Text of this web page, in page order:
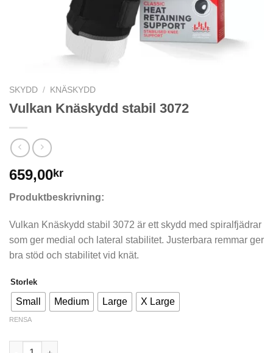
SKYDD / KNÄSKYDD
Vulkan Knäskydd stabil 3072
659,00kr
Produktbeskrivning:
Vulkan Knäskydd stabil 3072 är ett skydd med spiralfjädrar
som ger medial och lateral stabilitet. Justerbara remmar ger
bra stöd och stabilitet vid knät.
Storlek
Small Medium Large X Large
RENSA
Vulkan Knäskydd stabil 3072 mängd